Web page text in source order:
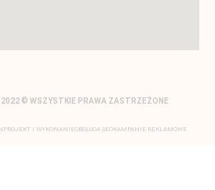
2022 © WSZYSTKIE PRAWA ZASTRZEŻONE
PROJEKT I WYKONANIEOBSŁUGA SEOKAMPANIE REKLAMOWE